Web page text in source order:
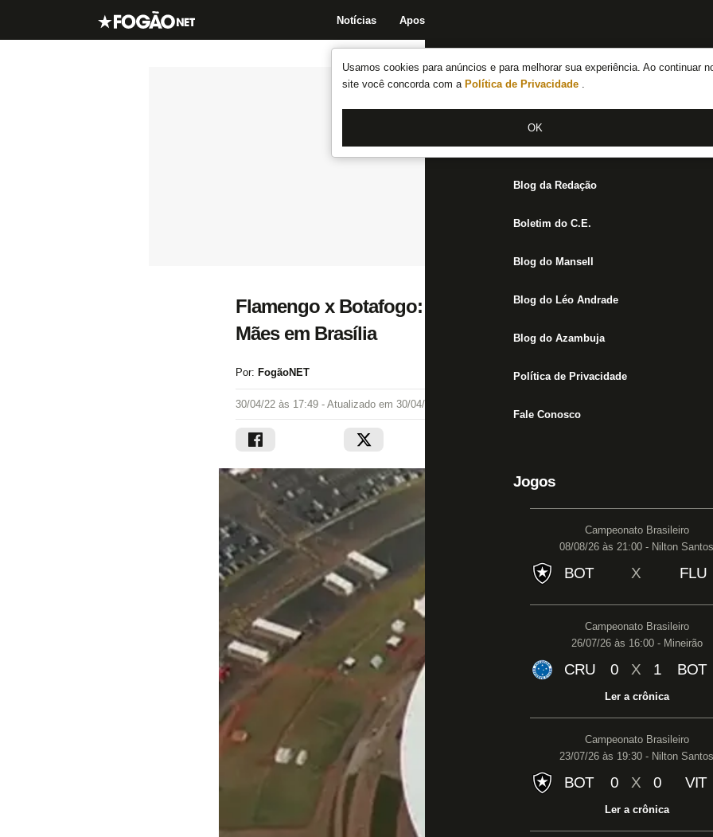
Usamos cookies para anúncios e para melhorar sua experiência. Ao continuar
site você concorda com a Política de Privacidade .
OK
Notícias Apostas
Notícias do Botafogo
Fórum
Jogos
Blog da Redação
Boletim do C.E.
Blog do Mansell
Blog do Léo Andrade
Blog do Azambuja
Política de Privacidade
Fale Conosco
Jogos
Campeonato Brasileiro
08/08/26 às 21:00 - Nilton Santos
BOT X FLU
Campeonato Brasileiro
26/07/26 às 16:00 - Mineirão
CRU 0 X 1 BOT
Ler a crônica
Campeonato Brasileiro
23/07/26 às 19:30 - Nilton Santos
BOT 0 X 0 VIT
Ler a crônica
Flamengo x Botafogo: ingressos à venda para o
Mães em Brasília
Por: FogãoNET
30/04/22 às 17:49 - Atualizado em 30/04/22 às 18:30